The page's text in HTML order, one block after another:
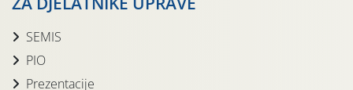
SEMIS
PIO
Prezentacije